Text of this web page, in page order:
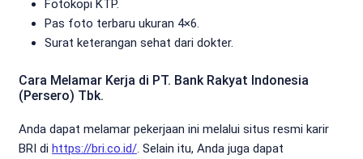
Fotokopi KTP.
Pas foto terbaru ukuran 4×6.
Surat keterangan sehat dari dokter.
Cara Melamar Kerja di PT. Bank Rakyat Indonesia
(Persero) Tbk.
Anda dapat melamar pekerjaan ini melalui situs resmi karir
BRI di https://bri.co.id/. Selain itu, Anda juga dapat